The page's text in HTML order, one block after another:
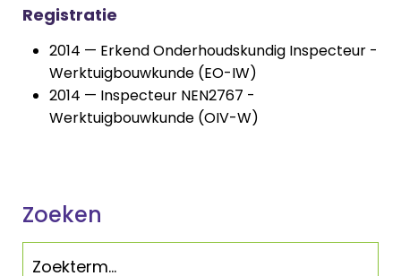
Registratie
2014 — Erkend Onderhoudskundig Inspecteur -
Werktuigbouwkunde (EO-IW)
2014 — Inspecteur NEN2767 -
Werktuigbouwkunde (OIV-W)
Zoeken